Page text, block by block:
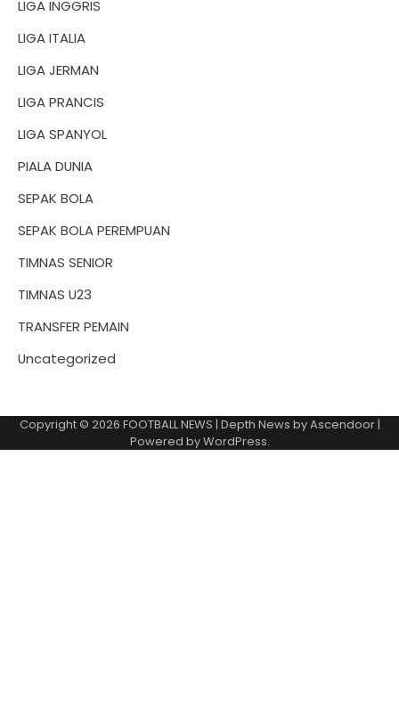
LIGA INGGRIS
LIGA ITALIA
LIGA JERMAN
LIGA PRANCIS
LIGA SPANYOL
PIALA DUNIA
SEPAK BOLA
SEPAK BOLA PEREMPUAN
TIMNAS SENIOR
TIMNAS U23
TRANSFER PEMAIN
Uncategorized
Copyright © 2026 FOOTBALL NEWS | Depth News byAscendoor|
Powered byWordPress.